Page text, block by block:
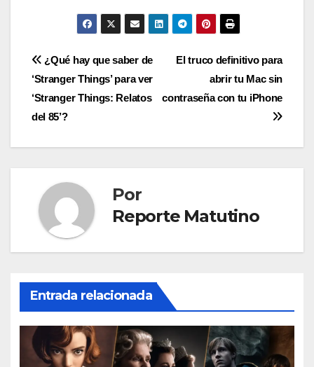
Navegación
de
entradas
El truco definitivo para
abrir tu Mac sin
contraseña con tu iPhone
¿Qué hay que saber de
‘Stranger Things’ para ver
‘Stranger Things: Relatos
del 85’?
Por
Reporte Matutino
Entrada relacionada